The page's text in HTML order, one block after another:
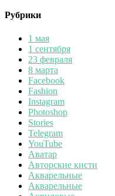
Рубрики
1 мая
1 сентября
23 февраля
8 марта
Facebook
Fashion
Instagram
Photoshop
Stories
Telegram
YouTube
Аватар
Авторские кисти
Акварельные
Акварельные